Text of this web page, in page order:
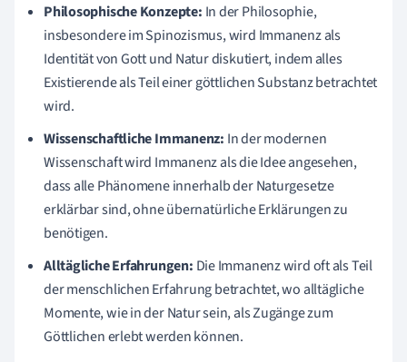
Philosophische Konzepte: In der Philosophie,
insbesondere im Spinozismus, wird Immanenz als
Identität von Gott und Natur diskutiert, indem alles
Existierende als Teil einer göttlichen Substanz betrachtet
wird.
Wissenschaftliche Immanenz: In der modernen
Wissenschaft wird Immanenz als die Idee angesehen,
dass alle Phänomene innerhalb der Naturgesetze
erklärbar sind, ohne übernatürliche Erklärungen zu
benötigen.
Alltägliche Erfahrungen: Die Immanenz wird oft als Teil
der menschlichen Erfahrung betrachtet, wo alltägliche
Momente, wie in der Natur sein, als Zugänge zum
Göttlichen erlebt werden können.